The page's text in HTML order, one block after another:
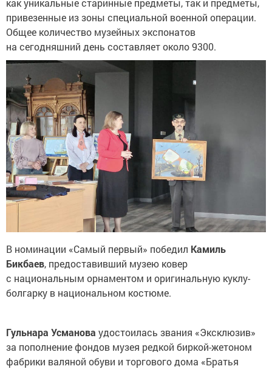
как уникальные старинные предметы, так и предметы,
привезенные из зоны специальной военной операции.
Общее количество музейных экспонатов
на сегодняшний день составляет около 9300.
В номинации «Самый первый» победил Камиль
Бикбаев, предоставивший музею ковер
с национальным орнаментом и оригинальную куклу-
болгарку в национальном костюме.
Гульнара Усманова удостоилась звания «Эксклюзив»
за пополнение фондов музея редкой биркой-жетоном
фабрики валяной обуви и торгового дома «Братья